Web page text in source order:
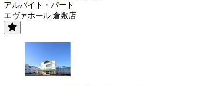
アルバイト・パート
エヴァホール 倉敷店